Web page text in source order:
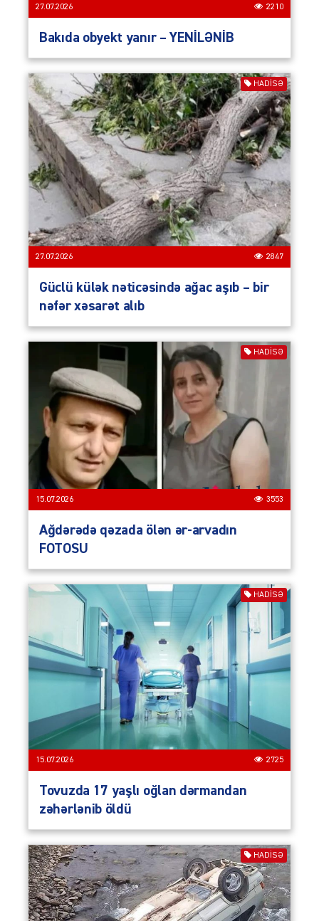
27.07.2026 2210
Bakıda obyekt yanır – YENİLƏNİB
HADISƏ
27.07.2026 2847
Güclü külək nəticəsində ağac aşıb – bir
nəfər xəsarət alıb
HADISƏ
15.07.2026 3553
Ağdərədə qəzada ölən ər-arvadın
FOTOSU
HADISƏ
15.07.2026 2725
Tovuzda 17 yaşlı oğlan dərmandan
zəhərlənib öldü
HADISƏ